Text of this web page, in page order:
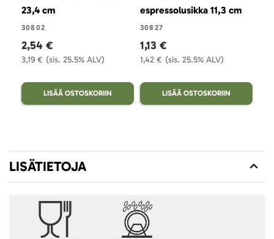
23,4 cm
30802
(sis. 25.5% ALV)
3,19 €
2,54 €
LISÄÄ OSTOSKORIIN
espressolusikka 11,3 cm
30827
(sis. 25.5% ALV)
1,42 €
1,13 €
LISÄÄ OSTOSKORIIN
LISÄTIETOJA